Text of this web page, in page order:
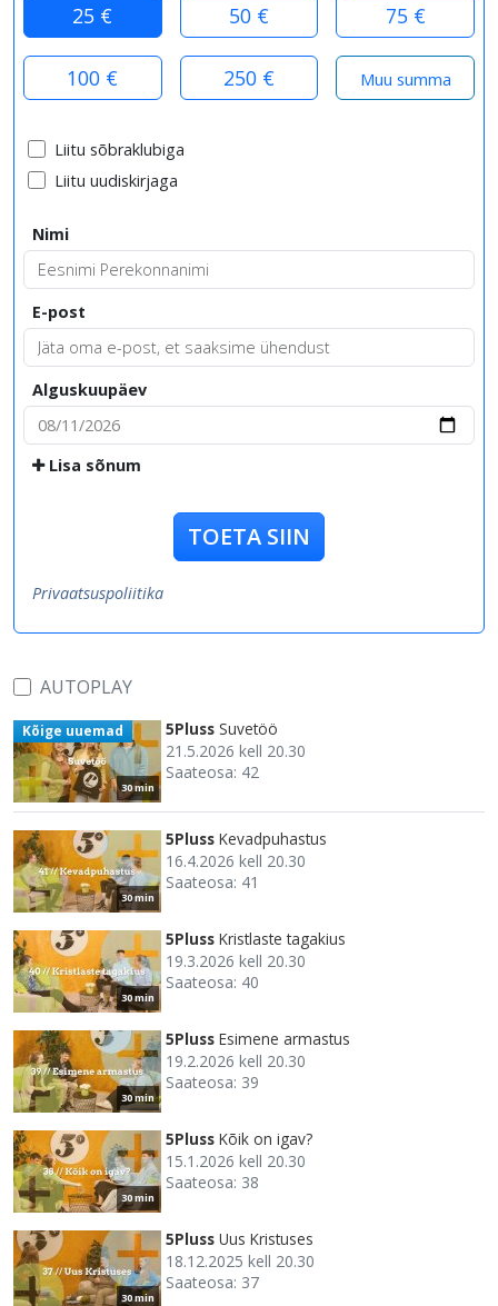
25 € 50 € 75 €
100 € 250 €
Liitu sõbraklubiga
Liitu uudiskirjaga
Nimi
E-post
Alguskuupäev
Lisa sõnum
TOETA SIIN
Privaatsuspoliitika
AUTOPLAY
30 min
Kõige uuemad 5Pluss Suvetöö
21.5.2026 kell 20.30
Saateosa: 42
30 min
5Pluss Kevadpuhastus
16.4.2026 kell 20.30
Saateosa: 41
30 min
5Pluss Kristlaste tagakius
19.3.2026 kell 20.30
Saateosa: 40
30 min
5Pluss Esimene armastus
19.2.2026 kell 20.30
Saateosa: 39
30 min
5Pluss Kõik on igav?
15.1.2026 kell 20.30
Saateosa: 38
30 min
5Pluss Uus Kristuses
18.12.2025 kell 20.30
Saateosa: 37